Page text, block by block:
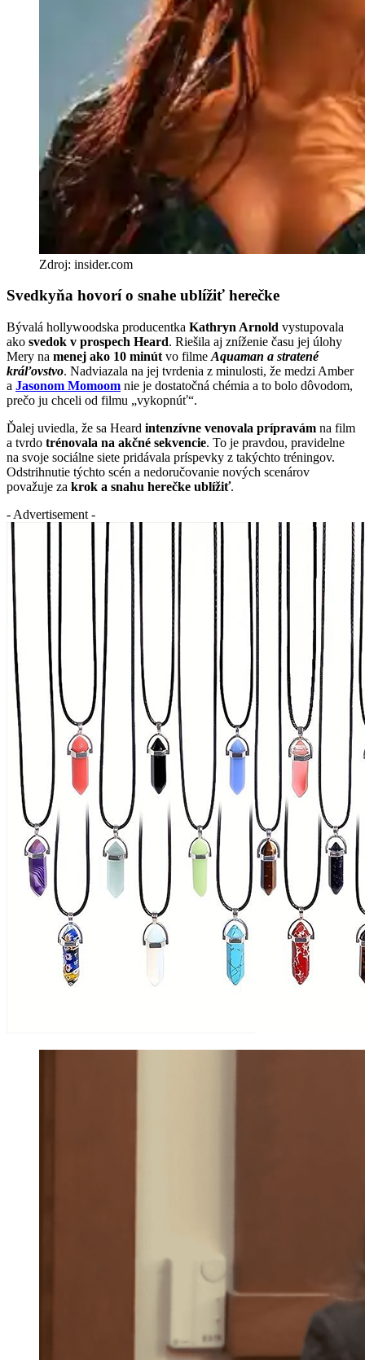
Zdroj: insider.com
Svedkyňa hovorí o snahe ublížiť herečke
Bývalá hollywoodska producentka Kathryn Arnold vystupovala
ako svedok v prospech Heard. Riešila aj zníženie času jej úlohy
Mery na menej ako 10 minút vo filme Aquaman a stratené
kráľovstvo. Nadviazala na jej tvrdenia z minulosti, že medzi Amber
a Jasonom Momoom nie je dostatočná chémia a to bolo dôvodom,
prečo ju chceli od filmu „vykopnúť“.
Ďalej uviedla, že sa Heard intenzívne venovala prípravám na film
a tvrdo trénovala na akčné sekvencie. To je pravdou, pravidelne
na svoje sociálne siete pridávala príspevky z takýchto tréningov.
Odstrihnutie týchto scén a nedoručovanie nových scenárov
považuje za krok a snahu herečke ublížiť.
- Advertisement -